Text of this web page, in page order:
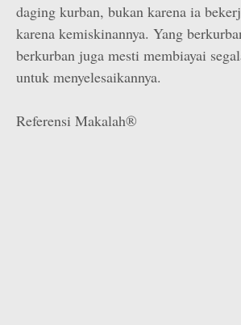
daging kurban, bukan karena ia
karena kemiskinannya. Yang
berkurban juga mesti membiayai
untuk menyelesaikannya.
Referensi Makalah®